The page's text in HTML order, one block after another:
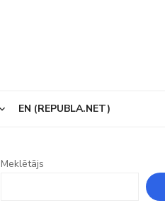
EN (REPUBLA.NET)
Meklētājs